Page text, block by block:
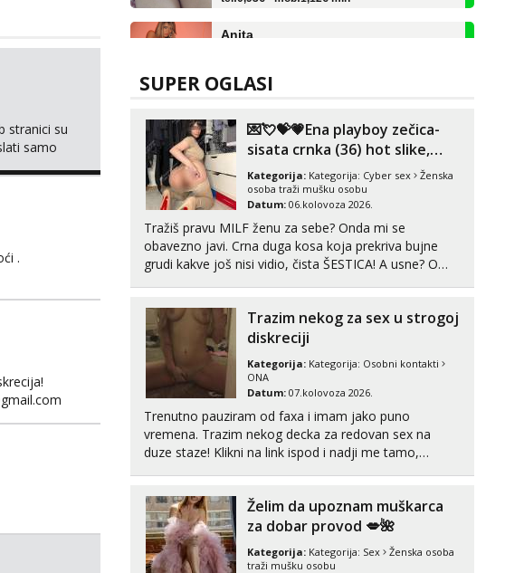
stranici su
samo
.
Čekam tvoj poziv!
tel:0,93€ - mob:1,12€ min
Čekam tvoj poziv!
Tel: 064/677-677 - Kod: #123
tel:0,93€ - mob:1,12€ min
Anđela
Čekam tvoj poziv!
Tel:064/677-677- Kod: #142
tel:0,93€ - mob:1,12€ min
Razgovaram :)
Tel: 064/677-677- Kod: #69
tel:0,93€ - mob:1,12€ min
Obavijesti me kada se oslobodi
Biljana
Čekam tvoj poziv!
Tel:064/677-677- Kod: #132
Alisa
Čekam tvoj poziv!
Tel: 064/677-677- Kod: #106
tel:0,93€ - mob:1,12€ min
SUPER OGLASI
💌💘💝💗Ena playboy zečica-
sisata crnka (36) hot slike,
videa i c2c💗
Kategorija: Kategorija: Cyber sex
Ženska
osoba traži mušku osobu
Datum: 06.kolovoza 2026.
Tražiš pravu MILF ženu za sebe? Onda mi se
obavezno javi. Crna duga kosa koja prekriva bujne
grudi kakve još nisi vidio, čista ŠESTICA! A usne? O
nisi vidio. Uvijek sam spremna za ONLOINE zabavu...
Trazim nekog za sex u strogoj
diskreciji
Kategorija: Kategorija: Osobni kontakti
ONA
Datum: 07.kolovoza 2026.
Trenutno pauziram od faxa i imam jako puno
vremena. Trazim nekog decka za redovan sex na
duze staze! Klikni na link ispod i nadji me tamo,
Želim da upoznam muškarca
za dobar provod 💋🌺
Kategorija: Kategorija: Sex
Ženska osoba
traži mušku osobu